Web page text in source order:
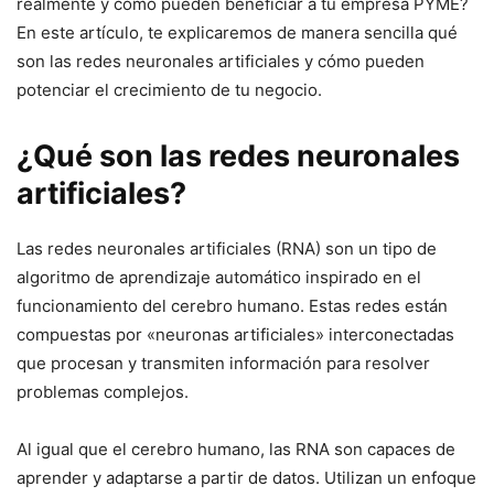
En este artículo, te explicaremos de manera sencilla qué
son las redes neuronales artificiales y cómo pueden
potenciar el crecimiento de tu negocio.
¿Qué son las redes neuronales
artificiales?
Las redes neuronales artificiales (RNA) son un tipo de
algoritmo de aprendizaje automático inspirado en el
funcionamiento del cerebro humano. Estas redes están
compuestas por «neuronas artificiales» interconectadas
que procesan y transmiten información para resolver
problemas complejos.
Al igual que el cerebro humano, las RNA son capaces de
aprender y adaptarse a partir de datos. Utilizan un enfoque